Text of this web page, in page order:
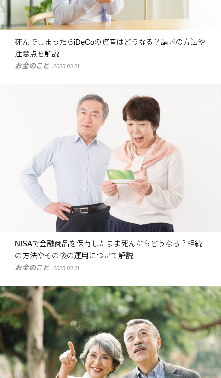
死んでしまったらiDeCoの資産はどうなる？請求の方法や
注意点を解説
お金のこと 2025.03.31
NISAで金融商品を保有したまま死んだらどうなる？相続
の方法やその後の運用について解説
お金のこと 2025.03.31